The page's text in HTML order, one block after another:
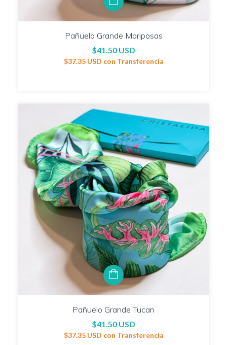
Pañuelo Grande Mariposas
$41.50 USD
$37.35 USD con Transferencia
Pañuelo Grande Tucan
$41.50 USD
$37.35 USD con Transferencia